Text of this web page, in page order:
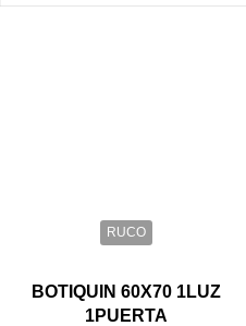
RUCO
BOTIQUIN 60X70 1LUZ
1PUERTA